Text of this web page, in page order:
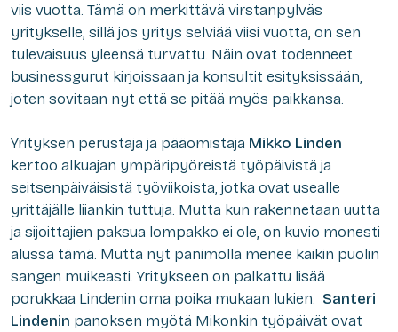
viis vuotta. Tämä on merkittävä virstanpylväs
yritykselle, sillä jos yritys selviää viisi vuotta, on sen
tulevaisuus yleensä turvattu. Näin ovat todenneet
businessgurut kirjoissaan ja konsultit esityksissään,
joten sovitaan nyt että se pitää myös paikkansa.
Yrityksen perustaja ja pääomistaja Mikko Linden
kertoo alkuajan ympäripyöreistä työpäivistä ja
seitsenpäiväisistä työviikoista, jotka ovat usealle
yrittäjälle liiankin tuttuja. Mutta kun rakennetaan uutta
ja sijoittajien paksua lompakko ei ole, on kuvio monesti
alussa tämä. Mutta nyt panimolla menee kaikin puolin
sangen muikeasti. Yritykseen on palkattu lisää
porukkaa Lindenin oma poika mukaan lukien. Santeri
Lindenin panoksen myötä Mikonkin työpäivät ovat